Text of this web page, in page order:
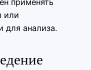
применять
или
для анализа.